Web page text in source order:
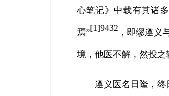
心笔记》中载有其诸
焉”[1]9432 ，即缪遵义
境，他医不解，然投之
遵义医名日隆，